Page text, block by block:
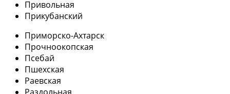
Привольная
Прикубанский
Приморско-Ахтарск
Прочноокопская
Псебай
Пшехская
Раевская